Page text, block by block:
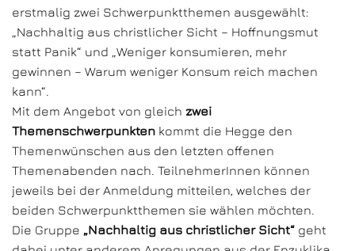
erstmalig zwei Schwerpunktthemen ausgewählt:
„Nachhaltig aus christlicher Sicht – Hoffnungsmut
statt Panik“ und „Weniger konsumieren, mehr
gewinnen – Warum weniger Konsum reich machen
kann“.
Mit dem Angebot von gleich zwei
Themenschwerpunkten kommt die Hegge den
Themenwünschen aus den letzten offenen
Themenabenden nach. TeilnehmerInnen können
jeweils bei der Anmeldung mitteilen, welches der
beiden Schwerpunktthemen sie wählen möchten.
Die Gruppe „Nachhaltig aus christlicher Sicht“ geht